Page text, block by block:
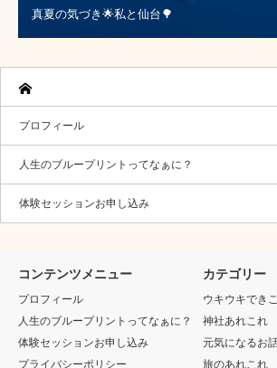
真夏の気づき🌟私と仙台🌳
プロフィール
人生のブループリントってなぁに？
体験セッションお申し込み
コンテンツメニュー
プロフィール
人生のブループリントってなぁに？
体験セッションお申し込み
プライバシーポリシー
カテゴリー
ウキウキでき
神社あれこれ
元気になるお
旅のあれこれ